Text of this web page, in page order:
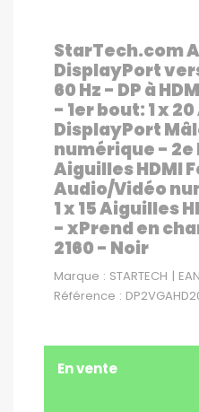
StarTech.com
DisplayPort
60 Hz - DP à
- 1er bout: 1 x
DisplayPort
numérique - 2e
Aiguilles HDMI
Audio/Vidéo
1 x 15 Aiguilles
- xPrend en
2160 - Noir
Marque : STARTECH |
Référence :
En vente